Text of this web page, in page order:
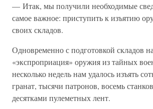
— Итак, мы получили необходимые
самое важное: приступить к изъятию
своих складов.
Одновременно с подготовкой складов
«экспроприация» оружия из тайных
несколько недель нам удалось изъять
гранат, тысячи патронов, восемь
десятками пулеметных лент.